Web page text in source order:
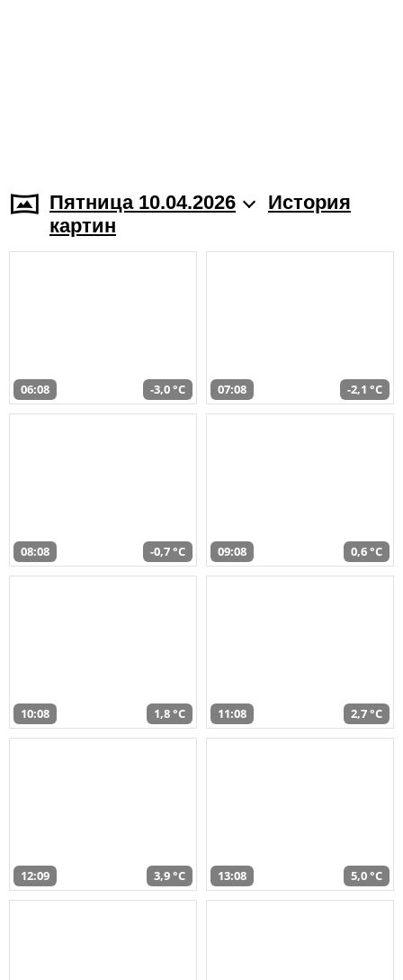
Пятница 10.04.2026
История
картин
06:08 -3,0 °C 07:08 -2,1 °C
08:08 -0,7 °C 09:08 0,6 °C
10:08 1,8 °C 11:08 2,7 °C
12:09 3,9 °C 13:08 5,0 °C